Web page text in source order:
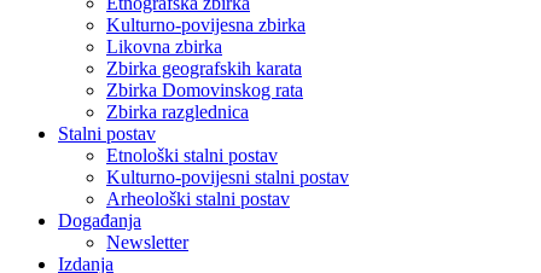
Kulturno-povijesna zbirka
Likovna zbirka
Zbirka geografskih karata
Zbirka Domovinskog rata
Zbirka razglednica
Stalni postav
Etnološki stalni postav
Kulturno-povijesni stalni postav
Arheološki stalni postav
Događanja
Newsletter
Izdanja